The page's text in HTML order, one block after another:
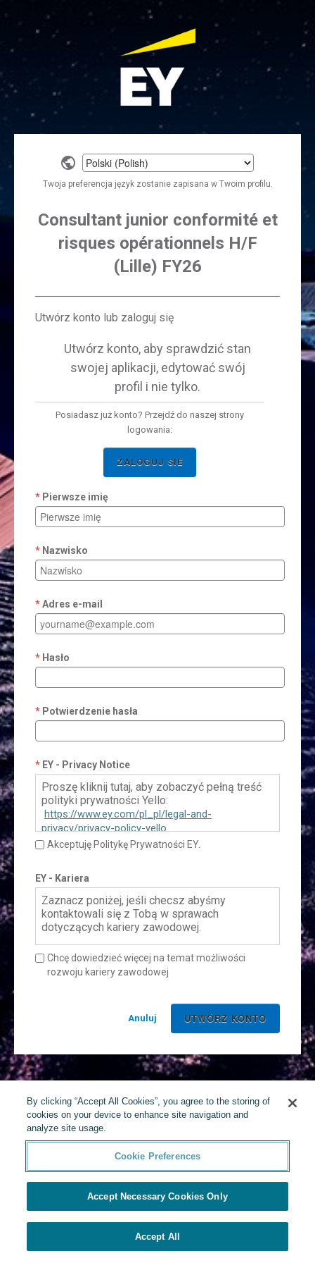
Select
a
language
Twoja preferencja język zostanie zapisana w Twoim profilu.
Consultant junior conformité et
risques opérationnels H/F
(Lille) FY26
Utwórz konto lub zaloguj się
Utwórz konto, aby sprawdzić stan
swojej aplikacji, edytować swój
profil i nie tylko.
Posiadasz już konto? Przejdź do naszej strony
logowania:
ZALOGUJ SIE
Pierwsze imię
Nazwisko
Adres e-mail
Hasło
Potwierdzenie hasła
EY - Privacy Notice
Proszę kliknij tutaj, aby zobaczyć pełną treść
polityki prywatności Yello:
https://www.ey.com/pl_pl/legal-and-
privacy/privacy-policy-yello
Akceptuję Politykę Prywatności EY.
EY - Kariera
Zaznacz poniżej, jeśli checsz abyśmy
kontaktowali się z Tobą w sprawach
dotyczących kariery zawodowej.
Chcę dowiedzieć więcej na temat możliwości
rozwoju kariery zawodowej
Anuluj
By clicking “Accept All Cookies”, you agree to the storing of
cookies on your device to enhance site navigation and
analyze site usage.
Cookie Preferences
Accept Necessary Cookies Only
Accept All